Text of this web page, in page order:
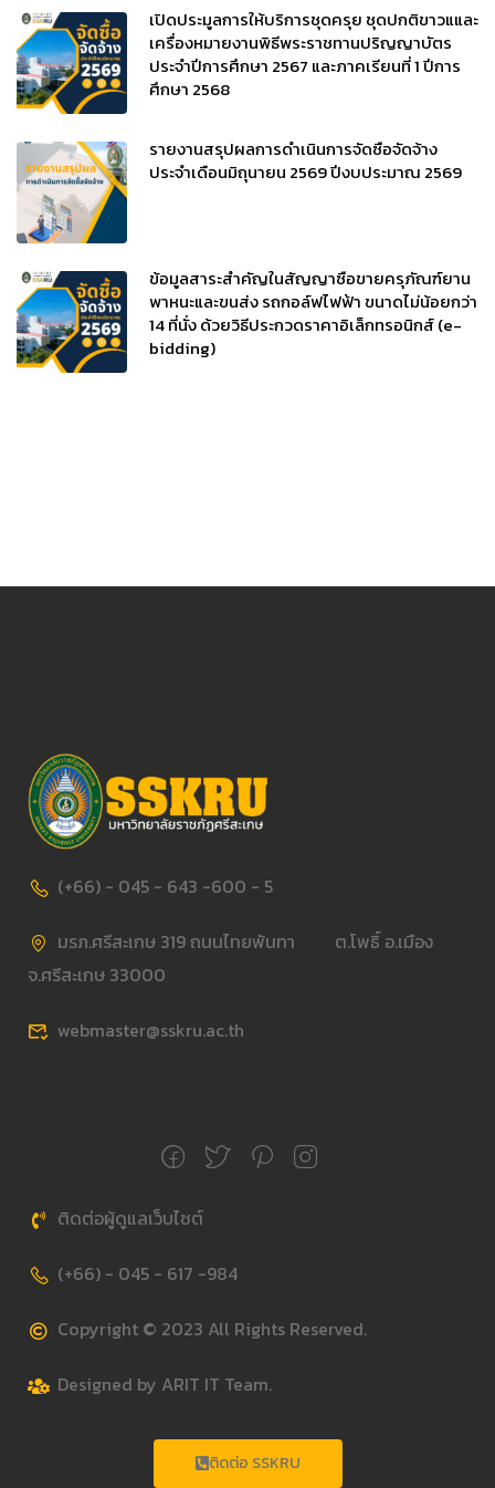
เปิดประมูลการให้บริการชุดครุย ชุดปกติขาวแและ
เครื่องหมายงานพิธีพระราชทานปริญญาบัตร
ประจำปีการศึกษา 2567 และภาคเรียนที่ 1 ปีการ
ศึกษา 2568
รายงานสรุปผลการดำเนินการจัดซื้อจัดจ้าง
ประจำเดือนมิถุนายน 2569 ปีงบประมาณ 2569
ข้อมูลสาระสำคัญในสัญญาซื้อขายครุภัณฑ์ยาน
พาหนะและขนส่ง รถกอล์ฟไฟฟ้า ขนาดไม่น้อยกว่า
14 ที่นั่ง ด้วยวิธีประกวดราคาอิเล็กทรอนิกส์ (e-
bidding)
(+66) - 045 - 643 -600 - 5
มรภ.ศรีสะเกษ 319 ถนนไทยพันทา ต.โพธิ์ อ.เมือง
จ.ศรีสะเกษ 33000
webmaster@sskru.ac.th
ติดต่อผู้ดูแลเว็บไซต์
(+66) - 045 - 617 -984
Copyright © 2023 All Rights Reserved.
Designed by ARIT IT Team.
ติดต่อ SSKRU